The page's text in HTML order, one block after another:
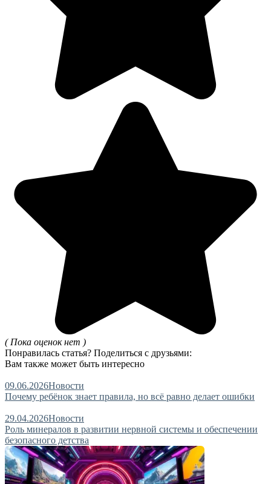
( Пока оценок нет )
Понравилась статья? Поделиться с друзьями:
Вам также может быть интересно
09.06.2026Новости
Почему ребёнок знает правила, но всё равно делает ошибки
29.04.2026Новости
Роль минералов в развитии нервной системы и обеспечении
безопасного детства